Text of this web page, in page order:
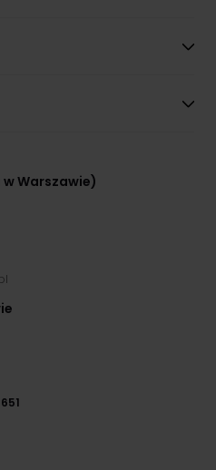
Warszawie)